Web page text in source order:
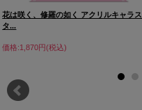
花は咲く、修羅の如く アクリルキャラス
タ...
価格:1,870円(税込)